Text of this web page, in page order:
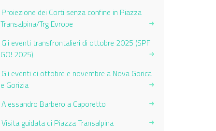
Proiezione dei Corti senza confine in Piazza
Transalpina/Trg Evrope
Gli eventi transfrontalieri di ottobre 2025 (SPF
GO! 2025)
Gli eventi di ottobre e novembre a Nova Gorica
e Gorizia
Alessandro Barbero a Caporetto
Visita guidata di Piazza Transalpina